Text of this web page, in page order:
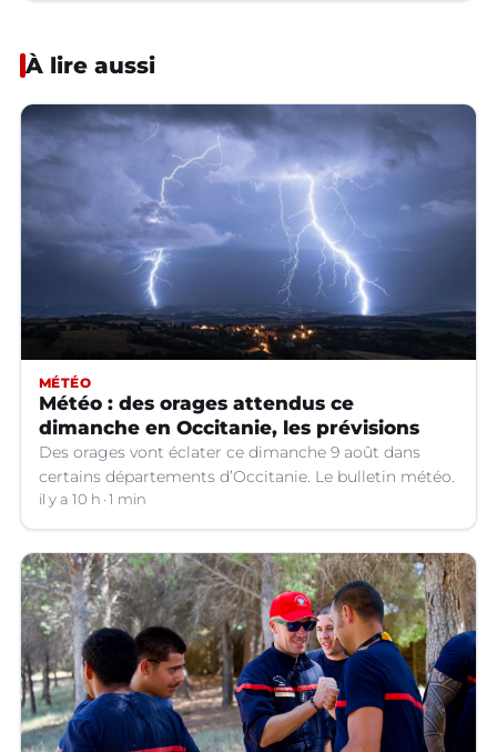
À lire aussi
MÉTÉO
Météo : des orages attendus ce
dimanche en Occitanie, les prévisions
Des orages vont éclater ce dimanche 9 août dans
certains départements d’Occitanie. Le bulletin météo.
il y a 10 h 1 min